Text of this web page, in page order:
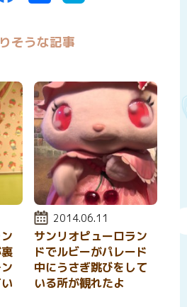
そうな記事
投稿日:
2014.06.11
サンリオピューロラン
ドでルビーがパレード
中にうさぎ跳びをして
いる所が観れたよ